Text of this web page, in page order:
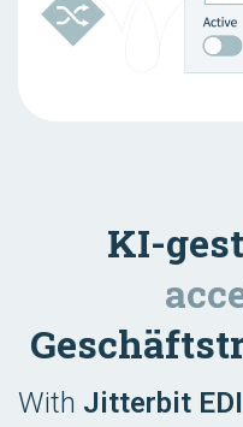
KI-
With Jitterbit